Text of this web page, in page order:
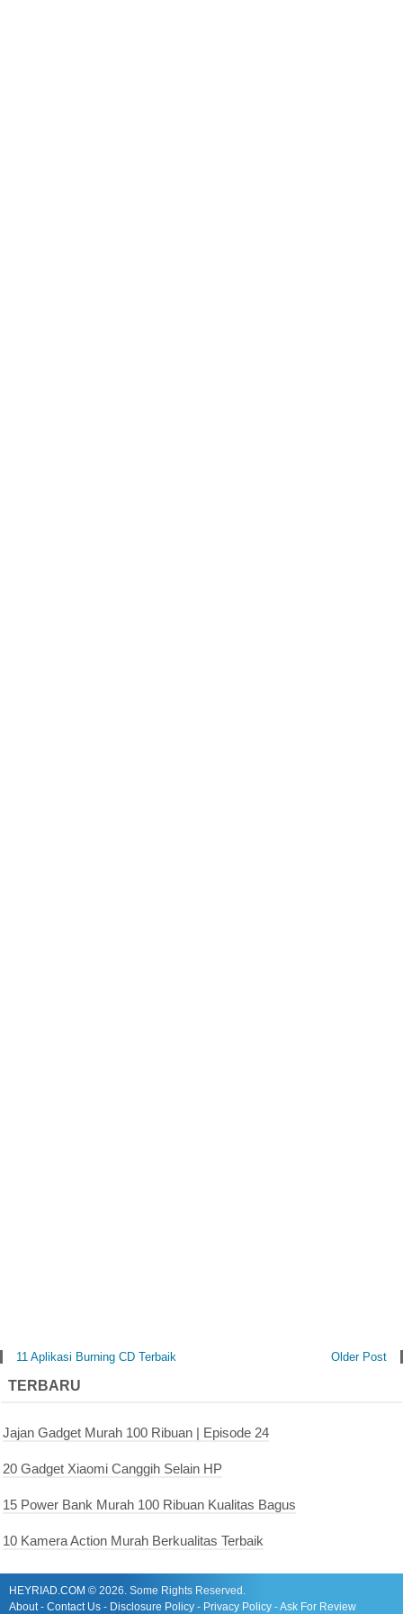
11 Aplikasi Burning CD Terbaik Older Post
TERBARU
Jajan Gadget Murah 100 Ribuan | Episode 24
20 Gadget Xiaomi Canggih Selain HP
15 Power Bank Murah 100 Ribuan Kualitas Bagus
10 Kamera Action Murah Berkualitas Terbaik
HEYRIAD.COM © 2026. Some Rights Reserved.
About- Contact Us - Disclosure Policy - Privacy Policy -Ask For Review